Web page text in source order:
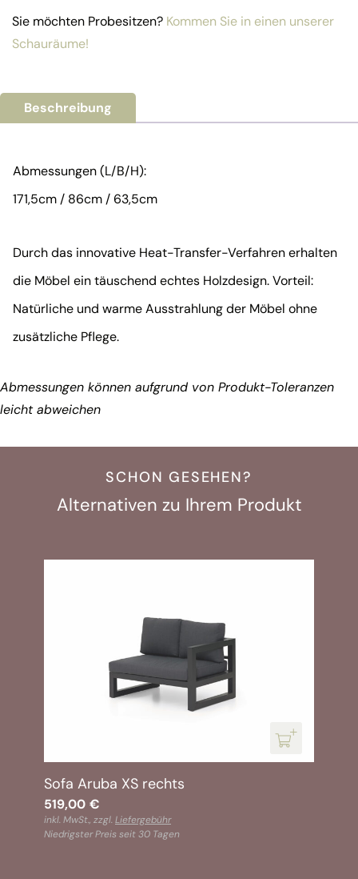
Sie möchten Probesitzen? Kommen Sie in einen unserer
Schauräume!
Beschreibung
Abmessungen (L/B/H):
171,5cm / 86cm / 63,5cm
Durch das innovative Heat-Transfer-Verfahren erhalten
die Möbel ein täuschend echtes Holzdesign. Vorteil:
Natürliche und warme Ausstrahlung der Möbel ohne
zusätzliche Pflege.
Abmessungen können aufgrund von Produkt-Toleranzen
leicht abweichen
SCHON GESEHEN?
Alternativen zu Ihrem Produkt
Sofa Aruba XS rechts
519,00 €
inkl. MwSt., zzgl.Liefergebühr
Niedrigster Preis seit 30 Tagen